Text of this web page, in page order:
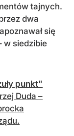
tajnych.
dwa
się
w siedzibie
punkt"
Duda –